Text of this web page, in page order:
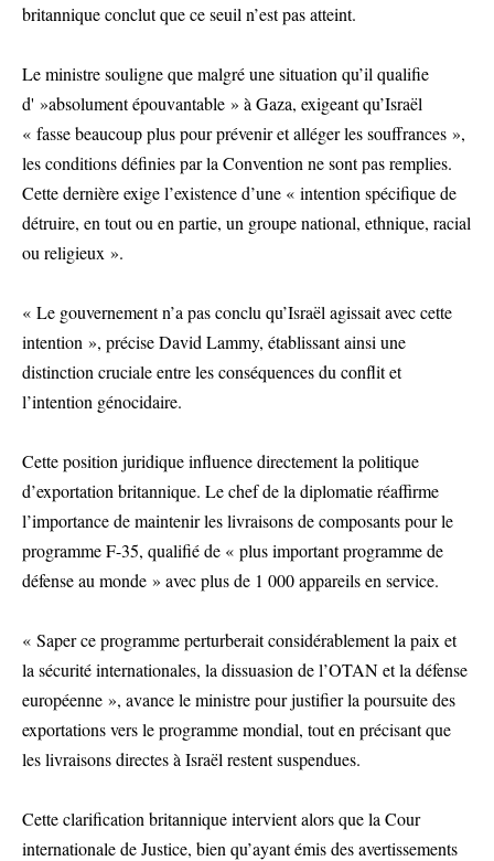
britannique conclut que ce seuil n’est pas atteint.
Le ministre souligne que malgré une situation qu’il qualifie
d' »absolument épouvantable » à Gaza, exigeant qu’Israël
« fasse beaucoup plus pour prévenir et alléger les souffrances »,
les conditions définies par la Convention ne sont pas remplies.
Cette dernière exige l’existence d’une « intention spécifique de
détruire, en tout ou en partie, un groupe national, ethnique, racial
ou religieux ».
« Le gouvernement n’a pas conclu qu’Israël agissait avec cette
intention », précise David Lammy, établissant ainsi une
distinction cruciale entre les conséquences du conflit et
l’intention génocidaire.
Cette position juridique influence directement la politique
d’exportation britannique. Le chef de la diplomatie réaffirme
l’importance de maintenir les livraisons de composants pour le
programme F-35, qualifié de « plus important programme de
défense au monde » avec plus de 1 000 appareils en service.
« Saper ce programme perturberait considérablement la paix et
la sécurité internationales, la dissuasion de l’OTAN et la défense
européenne », avance le ministre pour justifier la poursuite des
exportations vers le programme mondial, tout en précisant que
les livraisons directes à Israël restent suspendues.
Cette clarification britannique intervient alors que la Cour
internationale de Justice, bien qu’ayant émis des avertissements